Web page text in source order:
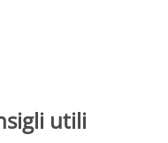
utili